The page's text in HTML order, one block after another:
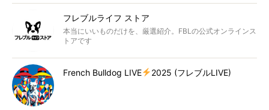
フレブルライフ ストア
本当にいいものだけを、厳選紹介。FBLの公式オンラインス
トアです
French Bulldog LIVE 2025 (フレブルLIVE)